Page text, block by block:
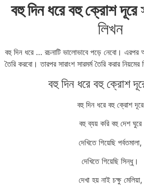
বহু দিন ধরে বহু ক্রোশ দূরে
লিখন
বহু দিন ধরে … রচনাটি ভালোভাবে পড়ে নেবো। এরপর
তৈরি করবো। তারপর সারাংশ সারমর্ম তৈরি করার
বহু দিন ধরে বহু ক্রোশ
বহু দিন ধরে বহু ক্রোশ দূরে
বহু ব্যয় করি বহু দেশ ঘুরে
দেখিতে গিয়েছি পর্বতমালা,
দেখিতে গিয়েছি সিন্ধু।
দেখা হয় নাই চক্ষু মেলিয়া,